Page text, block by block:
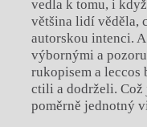
vedla k tomu, i
většina lidí věděla,
autorskou intenci.
výbornými a
rukopisem a leccos
ctili a dodrželi. Což
poměrně jednotný